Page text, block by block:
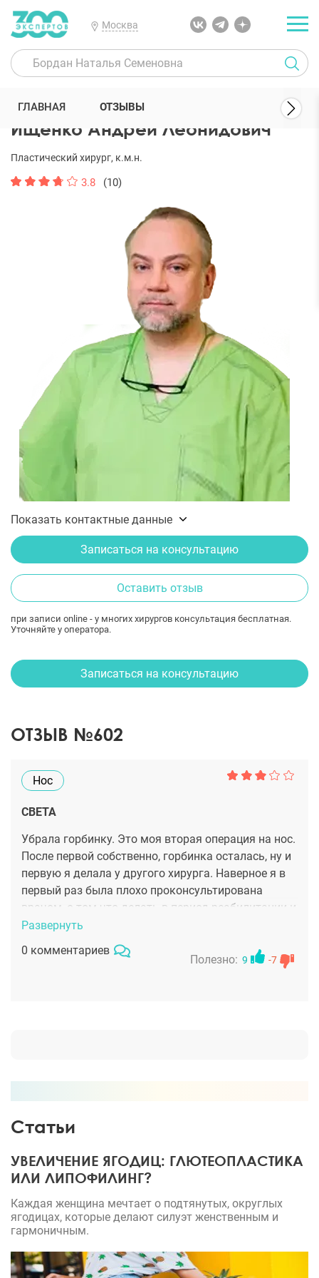
Москва
300 Экспертов Пластические хирурги Ищенко Андрей
Ищенко Андрей Леонидович
Пластический хирург, к.м.н.
3.8 (10)
Показать контактные данные
Записаться на консультацию
Оставить отзыв
при записи online - у многих хирургов консультация бесплатная.
Уточняйте у оператора.
ГЛАВНАЯ ОТЗЫВЫ
Записаться на консультацию
ОТЗЫВ №602
Нос
СВЕТА
Убрала горбинку. Это моя вторая операция на нос.
После первой собственно, горбинка осталась, ну и
первую я делала у другого хирурга. Наверное я в
первый раз была плохо проконсультирована
врачом, о том что делать в период реабилитации и
что нельзя делать..А вот Ищенко Андрей
Леонидович все подробно рассказал, операция
прошла совершенно спокойно и реабилитация
Развернуть
0 комментариев
Полезно: 9 -7
Статьи
УВЕЛИЧЕНИЕ ЯГОДИЦ: ГЛЮТЕОПЛАСТИКА
ИЛИ ЛИПОФИЛИНГ?
Каждая женщина мечтает о подтянутых, округлых
ягодицах, которые делают силуэт женственным и
гармоничным.